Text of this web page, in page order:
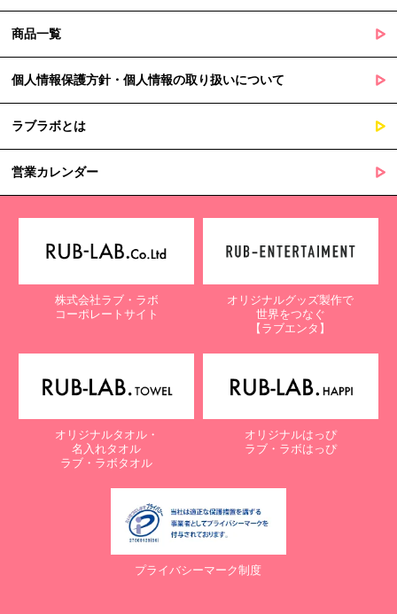
場合があります。
その際、弊社は、個人情報を適切に保護できる管理体制を敷き実行
正等、利用停止等の請求
当社は、ご本人様からの求めに応じ、当社が保有するご本人の個人
情報の利用目的の通知、開示、訂正・追加・削除、利用停止・消去
または第三者提供の停止等のご請求を受けた場合は速やかに対応い
【個人情報保護に関するお問合せ先】
株式会社ラブ・ラボ
電話：087-847-2000
電子メール：info@rub-lab.com
【認定個人情報保護団体の名称及び、苦情の解決の申出先】
一般財団法人日本情報経済社会推進協会
〒106-0032 東京都港区六本木一丁目9番9号 六本木ファースト
ビル内
電話：03-5860-7565 / 0120-700-779
７. 個人情報の提供の任意性と提供されない場合に起こりうる影響
お客様がご自身の個人情報を弊社に提供されるか否かは、お客様の
ご判断によりますが、もしご提供されない場合には、適切なサービ
スが提供できない場合がありますので予めご了承ください。
商品一覧
個人情報保護方針・個人情報の取り扱いについて
ラブラボとは
営業カレンダー
株式会社ラブ・ラボ
コーポレートサイト
オリジナルグッズ製作で
世界をつなぐ
【ラブエンタ】
オリジナルタオル・
名入れタオル
ラブ・ラボタオル
オリジナルはっぴ
ラブ・ラボはっぴ
プライバシーマーク制度